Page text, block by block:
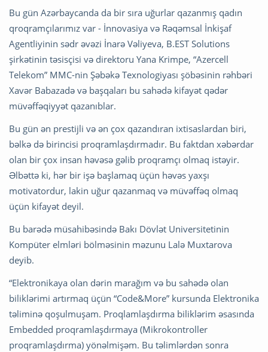
Bu gün Azərbaycanda da bir sıra uğurlar qazanmış qadın
qroqramçılarımız var - İnnovasiya və Rəqəmsal İnkişaf
Agentliyinin sədr əvəzi İnarə Vəliyeva, B.EST Solutions
şirkətinin təsisçisi və direktoru Yana Krimpe, “Azercell
Telekom” MMC-nin Şəbəkə Texnologiyası şöbəsinin rəhbəri
Xavər Babazadə və başqaları bu sahədə kifayət qədər
müvəffəqiyyət qazanıblar.
Bu gün ən prestijli və ən çox qazandıran ixtisaslardan biri,
bəlkə də birincisi proqramlaşdırmadır. Bu faktdan xəbərdar
olan bir çox insan həvəsə gəlib proqramçı olmaq istəyir.
Əlbəttə ki, hər bir işə başlamaq üçün həvəs yaxşı
motivatordur, lakin uğur qazanmaq və müvəffəq olmaq
üçün kifayət deyil.
Bu barədə müsahibəsində Bakı Dövlət Universitetinin
Kompüter elmləri bölməsinin məzunu Lalə Muxtarova
deyib.
“Elektronikaya olan dərin marağım və bu sahədə olan
biliklərimi artırmaq üçün “Code&More” kursunda Elektronika
təliminə qoşulmuşam. Proqlamlaşdırma biliklərim əsasında
Embedded proqramlaşdırmaya (Mikrokontroller
proqramlaşdırma) yönəlmişəm. Bu təlimlərdən sonra